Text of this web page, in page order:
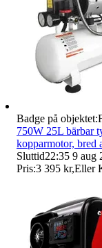
Badge på objektet:
750W 25L bärbar
kopparmotor, bred
Sluttid22:35 9 aug
Pris:3 395 kr,Eller